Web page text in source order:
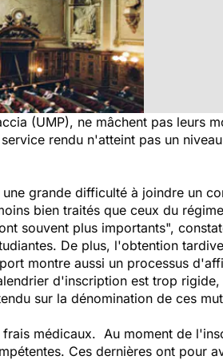
(UMP), ne mâchent pas leurs
rendu n'atteint pas un
grande difficulté à joindre un
bien traités que ceux du
souvent plus importants",
De plus, l'obtention
montre aussi un processus
d'inscription est trop rigide,
sur la dénomination de ces
médicaux. Au moment de
Ces dernières ont pour